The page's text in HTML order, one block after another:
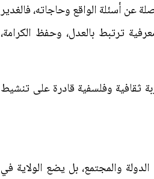
عن أسئلة الواقع وحاجاته، فالغدير
ترتبط بالعدل، وحفظ الكرامة،
ثقافية وفلسفية قادرة على تنشيط
والمجتمع، بل يضع الولاية في